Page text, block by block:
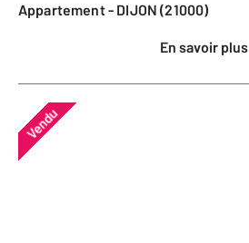
Appartement - DIJON (21000)
En savoir plus
Vendu